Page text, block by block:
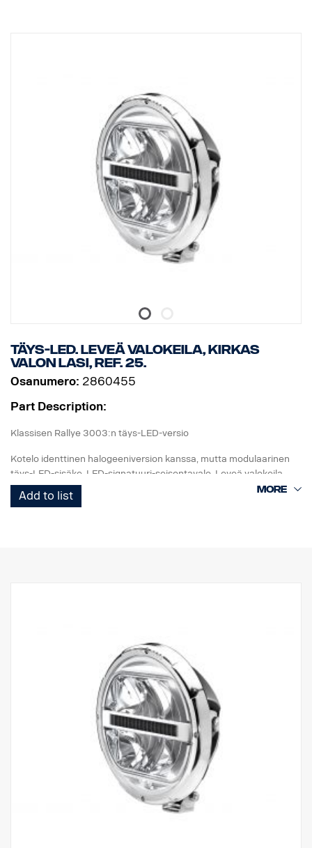
Täys-LED. Leveä valokeila, kirkas
valon lasi, Ref. 25.
Osanumero: 2860455
Part Description:
Klassisen Rallye 3003:n täys-LED-versio
Kotelo identtinen halogeeniversion kanssa, mutta modulaarinen
täys-LED-sisäke. LED-signatuuri-seisontavalo. Leveä valokeila.
Ref. 25.
Add to list